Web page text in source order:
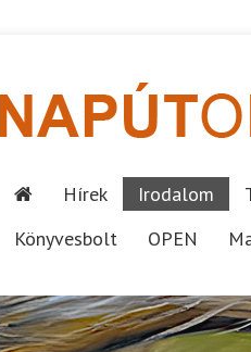
Hírek Irodalom
Könyvesbolt
OPEN